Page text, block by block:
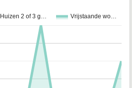
Huizen 2 of 3 g… Vrijstaande wo…